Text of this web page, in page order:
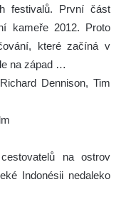
festivalů. První část
kameře 2012. Proto
které začíná v
na západ …
Dennison, Tim
na ostrov
Indonésii nedaleko